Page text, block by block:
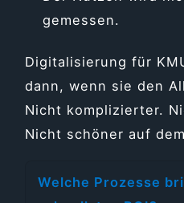
gemessen.
Digitalisierung für
dann, wenn sie den
Nicht komplizierter.
Nicht schöner auf
Welche Prozesse